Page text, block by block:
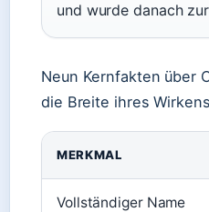
und wurde danach
Neun Kernfakten über
die Breite ihres
MERKMAL
Vollständiger Name